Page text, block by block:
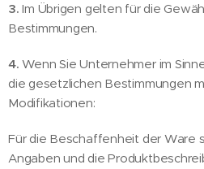
3. Im Übrigen gelten für die
Bestimmungen.
4. Wenn Sie Unternehmer im
die gesetzlichen Bestimmungen
Modifikationen:
Für die Beschaffenheit der Ware
Angaben und die